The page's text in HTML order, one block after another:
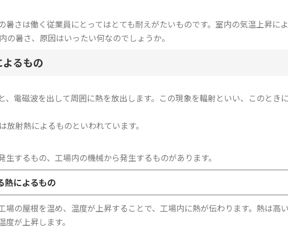
暑さは働く従業員にとってはとても耐えがたいものです。室内の気温上昇に
の暑さ、原因はいったい何なのでしょうか。
るもの
、電磁波を出して周囲に熱を放出します。この現象を輻射といい、このとき
射熱によるものといわれています。
するもの、工場内の機械から発生するものがあります。
熱によるもの
場の屋根を温め、温度が上昇することで、工場内に熱が伝わります。熱は高
が上昇します。